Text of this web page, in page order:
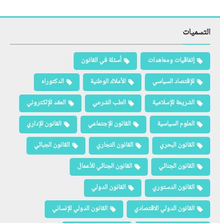
التسميات
إتفاقيات ومعاهدات
أسئلة في القانون
الإقتصاد السياسي
الأملاك الوطنية
الدكتوراه
الشريعة الإسلامية
الطب الشرعي
العقد الإلكتروني
العلوم السياسية
القانون الإجتماعي
القانون الإداري
القانون البحري
القانون التجاري
القانون الجبائي
القانون الجنائي
القانون الجنائي للأعمال
القانون الدستوري
القانون الدولي
القانون الدولي الاقتصادي
القانون الدولي الإنساني